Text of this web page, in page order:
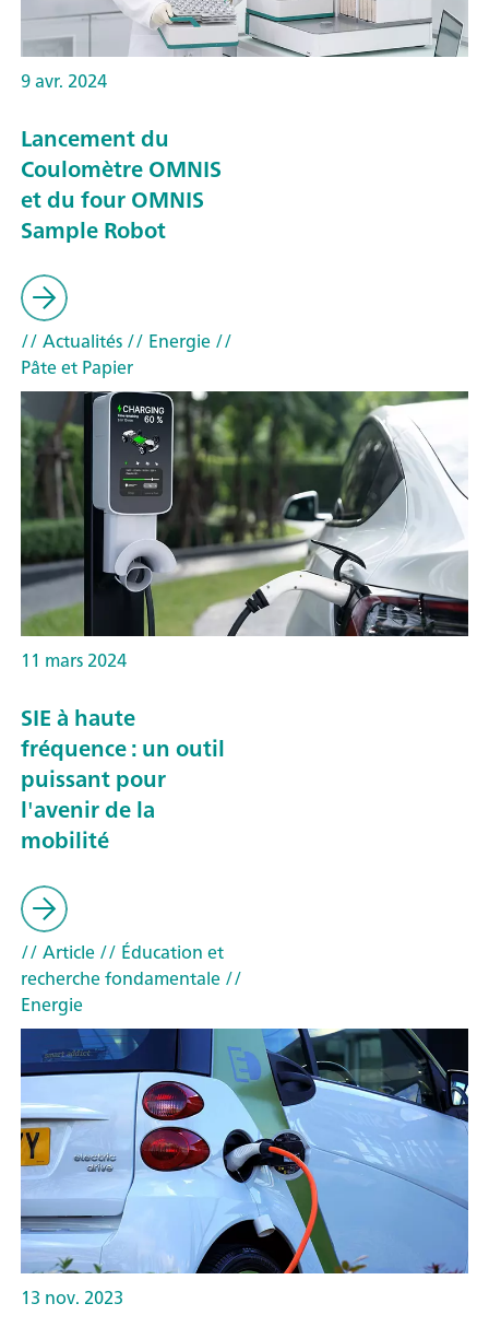
9 avr. 2024
Lancement du
Coulomètre OMNIS
et du four OMNIS
Sample Robot
// Actualités// Energie//
Pâte et Papier
11 mars 2024
SIE à haute
fréquence : un outil
puissant pour
l'avenir de la
mobilité
// Article// Éducation et
recherche fondamentale//
Energie
13 nov. 2023